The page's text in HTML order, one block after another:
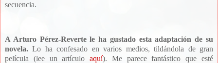
secuencia.
A Arturo Pérez-Reverte le ha gustado esta adaptación de su
novela. Lo ha confesado en varios medios, tildándola de gran
película (lee un artículoaquí). Me parece fantástico que esté